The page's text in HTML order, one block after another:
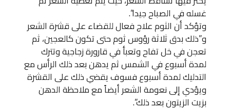
غسله في الصباح جيدا”.
وتؤكد أن الثوم علاج فعال للقضاء على قشرة الشعر
و”ذلك بدق ثلاثة رؤوس ثوم حتى تكون كالعجين، ثم
تعجن في خل تفاح وتعبأ في قارورة زجاجية وتترك
لمدة أسبوع في الشمس ثم يدهن بعد ذلك الرأس مع
التدليك لمدة أسبوع فسوف يقضي ذلك على القشرة
ويؤدي إلى نعومة الشعر أيضاً مع ملاحظة الدهن
بزيت الزيتون بعد ذلك”.